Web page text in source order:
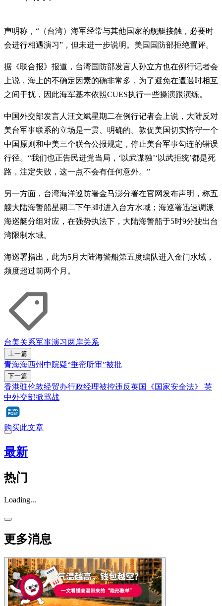
声明称，“（台湾）海军经常与其他国家的舰艇接触，必要时
会进行相遇演习”，但未进一步说明。美国国防部拒绝置评。
据《联合报》报道，台湾国防部发言人孙立方也在例行记者会
上说，海上的不确定因素的确非常多，为了避免在遭遇时相互
之间干扰，因此海军基本依照CUES执行一些操演跟演练。
中国外交部发言人汪文斌星期二在例行记者会上说，大陆反对
美台军事联系的立场是一贯、明确的。敦促美国切实恪守一个
中国原则和中美三个联合公报规定，停止美台军事勾连的错误
行径。“我们也正告民进党当局，‘以武谋独’‘以武拒统’都是死
路，注定失败，这一点不会有任何意外。”
另一方面，台湾海洋巡防署金马澎分署在官网发布声明，称五
艘大陆海警船星期二下午3时进入台方水域；海巡署迅速调派
海巡艇分组对应，在强势执法下，大陆海警船于5时9分驶出台
湾限制水域。
海巡署指出，此为5月大陆海警船第五度编队进入金门水域，
频度超过前两个月。
台美关系军事演习两岸关系
上一篇
青海海西州中院疑“垂帘听审”被批
下一篇
香港驻伦敦经贸办行政经理被控违反英国《国家安全法》 英
中外交部掀骂战
购买此文章
最新
热门
Loading...
更多消息